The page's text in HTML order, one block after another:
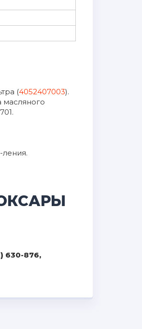
(4052407003).
масляного
630-876,